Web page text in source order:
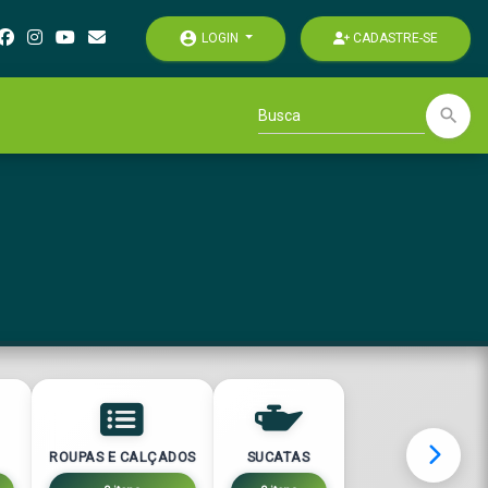
account_circle LOGIN CADASTRE-SE
search
ROUPAS E CALÇADOS SUCATAS